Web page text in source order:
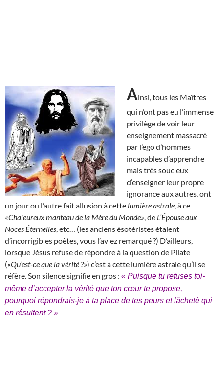
Ainsi, tous les Maîtres
qui n’ont pas eu l’immense
privilège de voir leur
enseignement massacré
par l’ego d’hommes
incapables d’apprendre
mais très soucieux
d’enseigner leur propre
ignorance aux autres, ont
un jour ou l’autre fait allusion à cette lumière astrale , à ce
«Chaleureux manteau de la Mère du Monde» , de L’Épouse aux
Noces Éternelles , etc… (les anciens ésotéristes étaient
d’incorrigibles poètes, vous l’aviez remarqué ?) D’ailleurs,
lorsque Jésus refuse de répondre à la question de Pilate
(«Qu’est-ce que la vérité ?») c’est à cette lumière astrale qu’il se
réfère. Son silence signifie en gros : « Puisque tu refuses toi-
même d’accepter la vérité que ton cœur te propose,
pourquoi répondrais-je à ta place de tes peurs et lâcheté qui
en résultent ? »